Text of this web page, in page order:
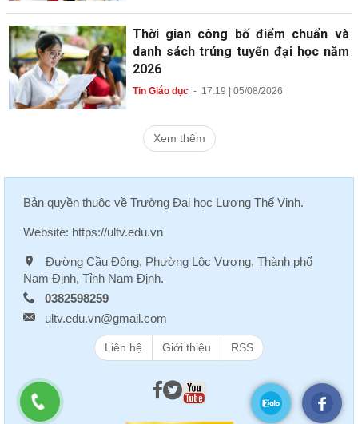
Thời gian công bố điểm chuẩn và
danh sách trúng tuyển đại học năm
2026
Tin Giáo dục- 17:19 | 05/08/2026
Xem thêm
Bản quyền thuộc về Trường Đại học Lương Thế Vinh.
Website: https://ultv.edu.vn
Đường Cầu Đông, Phường Lộc Vượng, Thành phố
Nam Định, Tỉnh Nam Định.
0382598259
ultv.edu.vn@gmail.com
Liên hệ Giới thiệu RSS